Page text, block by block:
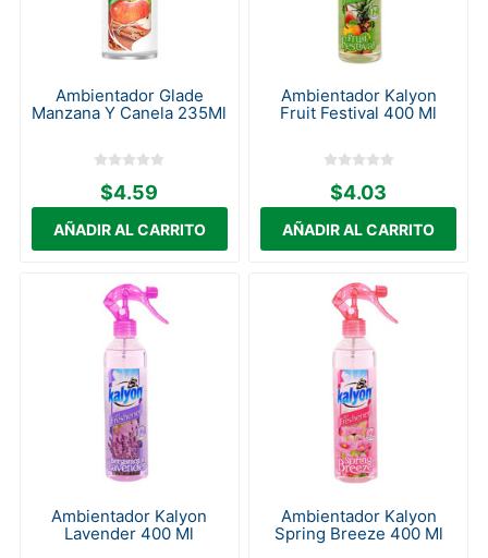
Ambientador Glade
Manzana Y Canela 235Ml
$4.59
Ambientador Kalyon
Fruit Festival 400 Ml
$4.03
Ambientador Kalyon
Lavender 400 Ml
Ambientador Kalyon
Spring Breeze 400 Ml